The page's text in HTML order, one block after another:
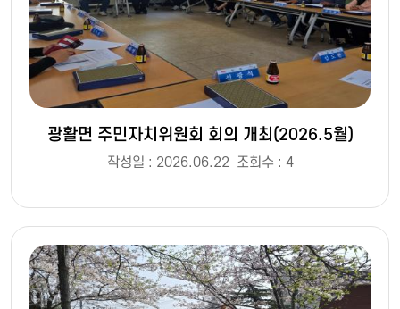
광활면 주민자치위원회 회의 개최(2026.5월)
작성일 : 2026.06.22 조회수 : 4